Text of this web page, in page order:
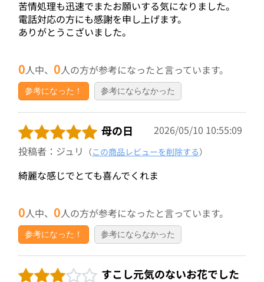
苦情処理も迅速でまたお願いする気になりました。
電話対応の方にも感謝を申し上げます。
ありがとうこざいました。
0人中、0人の方が参考になったと言っています。
参考になった！ 参考にならなかった
母の日
2026/05/10 10:55:09
投稿者：ジュリ （この商品レビューを削除する）
綺麗な感じでとても喜んでくれま
0人中、0人の方が参考になったと言っています。
参考になった！ 参考にならなかった
すこし元気のないお花でした